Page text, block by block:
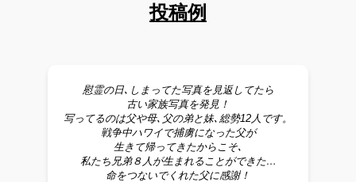
投稿例
慰霊の日､しまってた写真を見返してたら
古い家族写真を発見！
写ってるのは父や母､父の弟と妹､総勢12人です。
戦争中ハワイで捕虜になった父が
生きて帰ってきたからこそ､
私たち兄弟８人が生まれることができた…
命をつないでくれた父に感謝！